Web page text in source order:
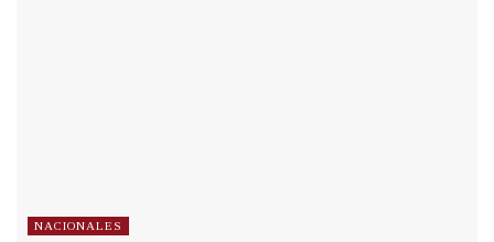
NACIONALES